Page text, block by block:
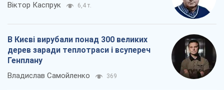
Віктор Каспрук 6,4 т.
В Києві вирубали понад 300 великих
дерев заради теплотраси і всупереч
Генплану
Владислав Самойленко 369